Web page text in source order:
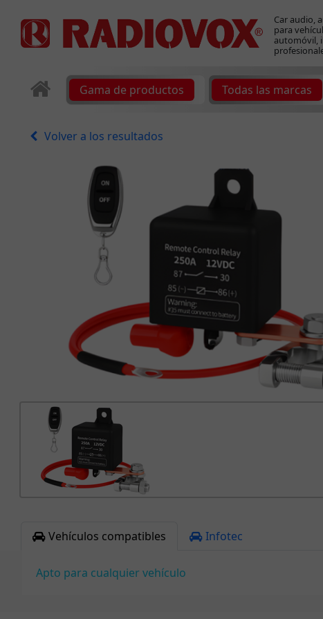
Car audio,
para
automóvil,
Gama de productos Todas las marcas
Volver a los resultados
Vehículos compatibles Infotec
Apto para cualquier vehículo